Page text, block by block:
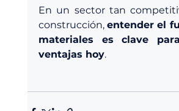
En un sector tan
construcción, entender el
materiales es clave
ventajas hoy.